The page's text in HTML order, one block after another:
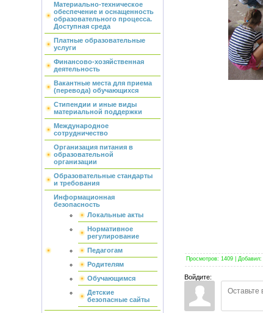
Материально-техническое
обеспечение и оснащенность
образовательного процесса.
Доступная среда
Платные образовательные
услуги
Финансово-хозяйственная
деятельность
Вакантные места для приема
(перевода) обучающихся
Стипендии и иные виды
материальной поддержки
Международное
сотрудничество
Организация питания в
образовательной
организации
Образовательные стандарты
и требования
Информационная
безопасность
Локальные акты
Нормативное
регулирование
Педагогам
Родителям
Обучающимся
Детские
безопасные сайты
Просмотров: 1409| Добавил:
Войдите: